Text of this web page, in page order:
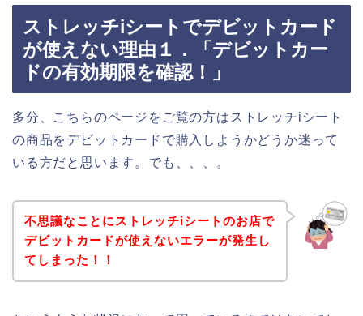
ストレッチiシートでデビットカード
が使えない理由１．「デビットカー
ドの有効期限を確認！」
多分、こちらのページをご覧の方はストレッチiシート
の商品をデビットカードで購入しようかどうか迷って
いる方だと思います。でも、、、。
不思議なことにストレッチiシートのお店で
デビットカードが使えないエラーが発生し
てしまった！！